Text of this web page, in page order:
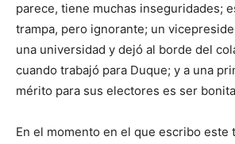
parece, tiene muchas inseguridades;
trampa, pero ignorante; un
una universidad y dejó al borde del
cuando trabajó para Duque; y a una
mérito para sus electores es ser
En el momento en el que escribo este